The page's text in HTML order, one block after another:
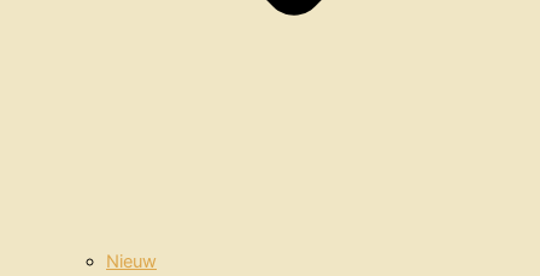
Nieuw